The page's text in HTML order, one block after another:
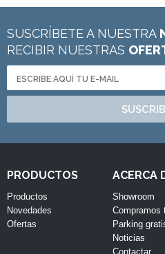
SUSCRÍBETE A NUESTRA
RECIBIR NUESTRAS
PRODUCTOS
Productos
Novedades
Ofertas
ACERCA
Showroom
Compramos
Parking
Noticias
Contactar